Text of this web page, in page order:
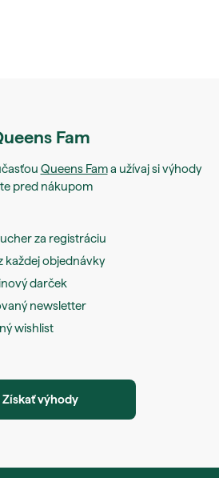
Fam
Queens Fama užívaj si výhody
pred nákupom
za registráciu
každej objednávky
darček
newsletter
wishlist
Získať výhody